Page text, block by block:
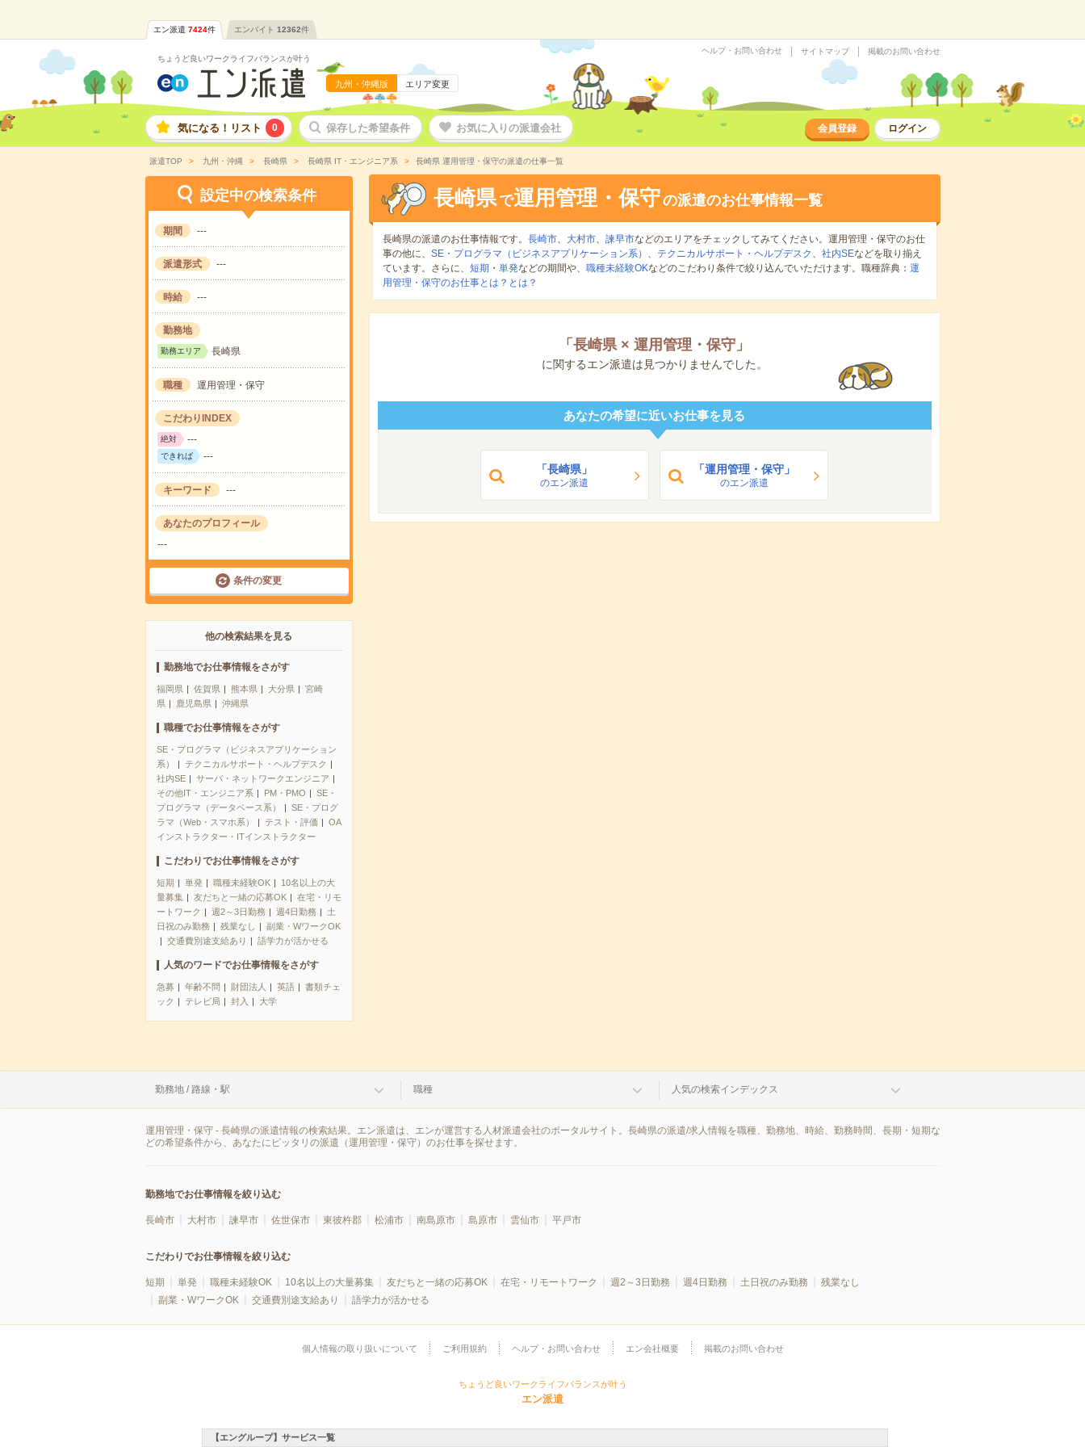
エン派遣 7424件 エンバイト 12362件
ちょうど良いワークライフバランスが叶う
九州・沖縄版 エリア変更
ヘルプ・お問い合わせ サイトマップ 掲載のお問い合わせ
気になる！リスト 0 保存した希望条件 お気に入りの派遣会社 会員登録 ログイン
派遣TOP 九州・沖縄 長崎県 長崎県 IT・エンジニア系 長崎県 運用管理・保守の派遣の仕事一覧
設定中の検索条件
期間 ---
派遣形式 ---
時給 ---
勤務地
勤務エリア 長崎県
職種 運用管理・保守
こだわりINDEX
絶対 ---
できれば ---
キーワード ---
あなたのプロフィール
---
条件の変更
他の検索結果を見る
勤務地でお仕事情報をさがす
福岡県 佐賀県 熊本県 大分県
宮崎
県
鹿児島県 沖縄県
職種でお仕事情報をさがす
SE・プログラマ（ビジネスアプリケーション
系）
テクニカルサポート・ヘルプデスク
社内SE
サーバ・ネットワークエンジニア
その他IT・エンジニア系
PM・PMO
SE・
プログラマ（データベース系）
SE・プログ
ラマ（Web・スマホ系）
テスト・評価
OA
インストラクター・ITインストラクター
こだわりでお仕事情報をさがす
短期 単発 職種未経験OK
10名以上の大
量募集
友だちと一緒の応募OK
在宅・リモ
ートワーク
週2～3日勤務 週4日勤務
土
日祝のみ勤務
残業なし
副業・WワークOK
交通費別途支給あり
語学力が活かせる
人気のワードでお仕事情報をさがす
急募 年齢不問 財団法人 英語
書類チェ
ック
テレビ局 封入 大学
長崎県 で運用管理・保守の派遣のお仕事情報一覧
長崎県の派遣のお仕事情報です。 長崎市、 大村市、 諫早市などのエリアをチェックしてみてください。運用管理・保守のお仕
事の他に、 SE・プログラマ（ビジネスアプリケーション系） 、 テクニカルサポート・ヘルプデスク 、 社内SEなどを取り揃え
ています。さらに、 短期 ・ 単発などの期間や、 職種未経験OKなどのこだわり条件で絞り込んでいただけます。職種辞典： 運
用管理・保守のお仕事とは？とは？
「 長崎県× 運用管理・保守 」
に関するエン派遣は見つかりませんでした。
あなたの希望に近いお仕事を見る
「長崎県」
のエン派遣
「運用管理・保守」
のエン派遣
勤務地 / 路線・駅 職種 人気の検索インデックス
運用管理・保守 - 長崎県の派遣情報の検索結果。エン派遣は、エンが運営する人材派遣会社のポータルサイト。長崎県の派遣/求人情報を職種、勤務地、時給、勤務時間、長期・短期な
どの希望条件から、あなたにピッタリの派遣（運用管理・保守）のお仕事を探せます。
勤務地でお仕事情報を絞り込む
長崎市 大村市 諫早市 佐世保市 東彼杵郡 松浦市 南島原市 島原市 雲仙市 平戸市
こだわりでお仕事情報を絞り込む
短期 単発 職種未経験OK 10名以上の大量募集 友だちと一緒の応募OK 在宅・リモートワーク 週2～3日勤務 週4日勤務 土日祝のみ勤務
残業なし
副業・WワークOK
交通費別途支給あり 語学力が活かせる
個人情報の取り扱いについて ご利用規約 ヘルプ・お問い合わせ エン会社概要 掲載のお問い合わせ
ちょうど良いワークライフバランスが叶う
エン派遣
【エングループ】サービス一覧